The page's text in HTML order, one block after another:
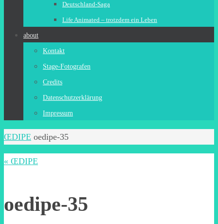
Deutschland-Saga
Life Animated – trotzdem ein Leben
about
Kontakt
Stage-Fotografen
Credits
Datenschutzerklärung
Impressum
Start
ŒDIPE oedipe-35
« ŒDIPE
oedipe-35